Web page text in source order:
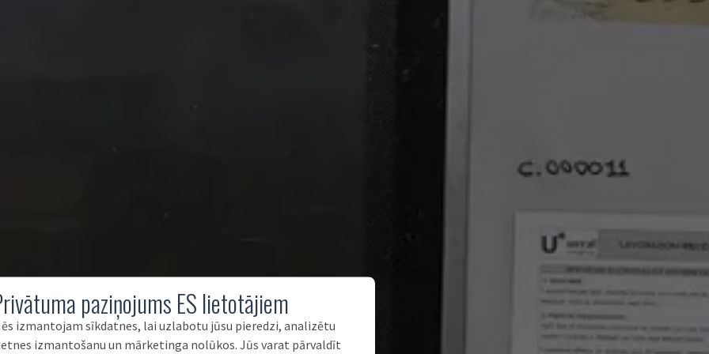
paziņojums ES lietotājiem
izmantojam sīkdatnes, lai uzlabotu jūsu pieredzi, analizētu
izmantošanu un mārketinga nolūkos. Jūs varat pārvaldīt